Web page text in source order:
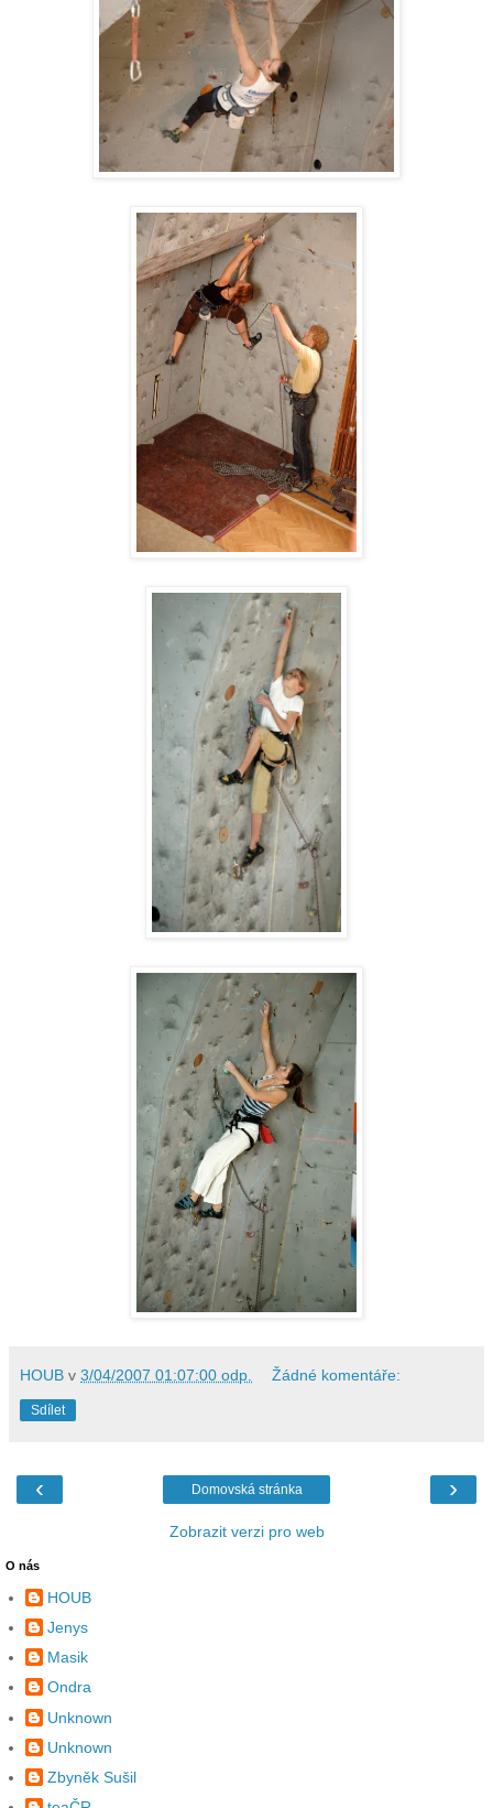
HOUB v 3/04/2007 01:07:00 odp. Žádné komentáře:
Sdílet
‹ ›
Domovská stránka
Zobrazit verzi pro web
O nás
HOUB
Jenys
Masik
Ondra
Unknown
Unknown
Zbyněk Sušil